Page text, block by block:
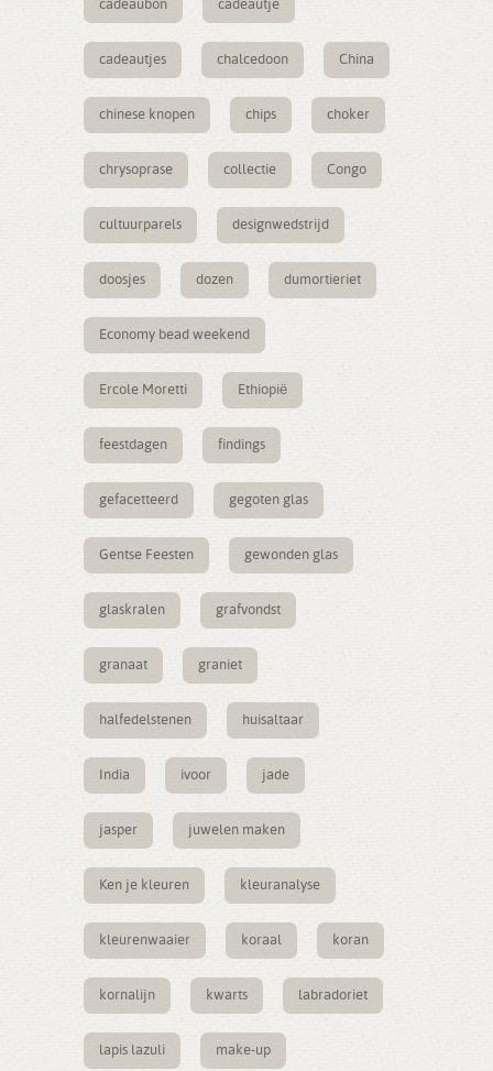
cadeaubon cadeautje
cadeautjes chalcedoon China
chinese knopen chips choker
chrysoprase collectie Congo
cultuurparels designwedstrijd
doosjes dozen dumortieriet
Economy bead weekend
Ercole Moretti Ethiopië
feestdagen findings
gefacetteerd gegoten glas
Gentse Feesten gewonden glas
glaskralen grafvondst
granaat graniet
halfedelstenen huisaltaar
India ivoor jade
jasper juwelen maken
Ken je kleuren kleuranalyse
kleurenwaaier koraal koran
kornalijn kwarts labradoriet
lapis lazuli make-up